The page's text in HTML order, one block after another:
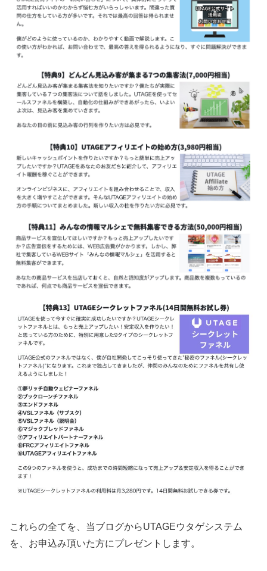
これらの全てを、当ブログからUTAGEウタゲシステム
を、お申込み頂いた方にプレゼントします。